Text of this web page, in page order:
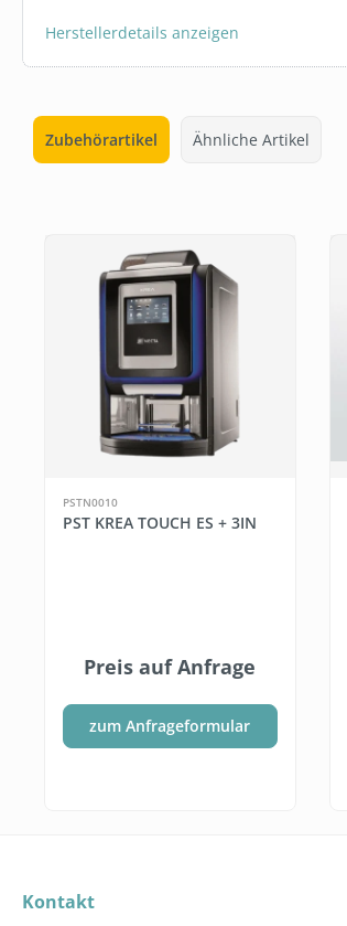
Herstellerdetails anzeigen
Zubehörartikel Ähnliche Artikel
PSTN0010
PST KREA TOUCH ES + 3IN
Preis auf Anfrage
zum Anfrageformular
Kontakt